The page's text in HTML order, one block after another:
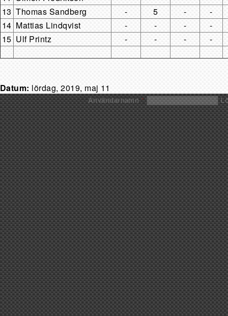
13 Thomas Sandberg - 5 -
-
14 Mattias Lindqvist - - -
-
15 Ulf Printz - - - -
Datum: lördag, 2019, maj 11
Användarnamn*